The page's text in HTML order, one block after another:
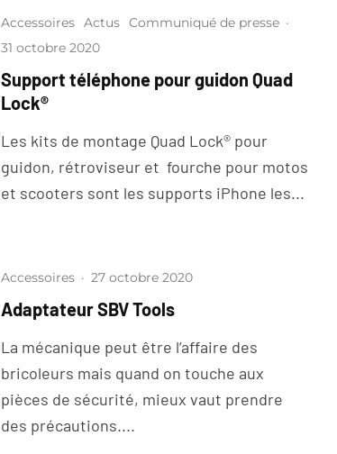
Accessoires Actus Communiqué de presse ·
31 octobre 2020
Support téléphone pour guidon Quad
Lock®
Les kits de montage Quad Lock® pour
guidon, rétroviseur et fourche pour motos
et scooters sont les supports iPhone les...
Accessoires · 27 octobre 2020
Adaptateur SBV Tools
La mécanique peut être l’affaire des
bricoleurs mais quand on touche aux
pièces de sécurité, mieux vaut prendre
des précautions....